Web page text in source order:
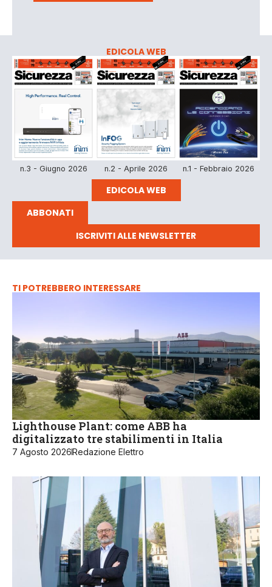
EDICOLA WEB
n.3 - Giugno 2026 n.2 - Aprile 2026 n.1 - Febbraio 2026
EDICOLA WEB
ABBONATI
ISCRIVITI ALLE NEWSLETTER
TI POTREBBERO INTERESSARE
Lighthouse Plant: come ABB ha
digitalizzato tre stabilimenti in Italia
7 Agosto 2026Redazione Elettro